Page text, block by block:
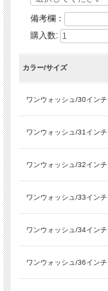
備考欄：
購入数:
カラー/サイズ
ワンウォッシュ/30インチ
ワンウォッシュ/31インチ
ワンウォッシュ/32インチ
ワンウォッシュ/33インチ
ワンウォッシュ/34インチ
ワンウォッシュ/36インチ